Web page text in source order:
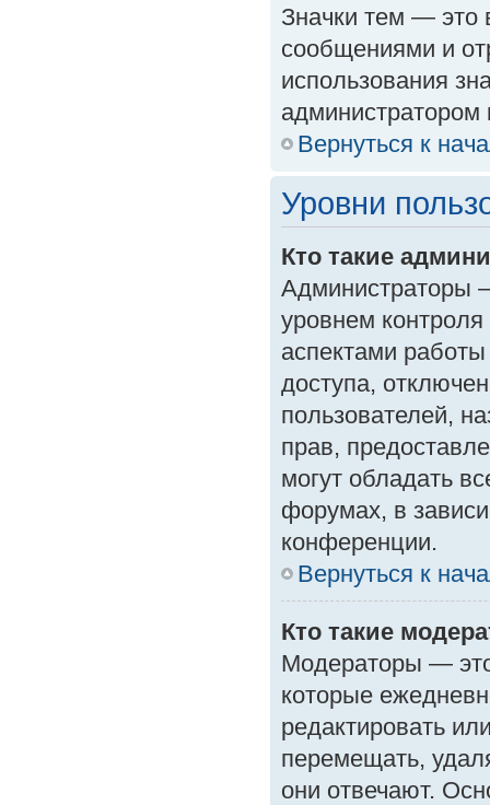
Значки тем — это
сообщениями и
использования
Вернуться к
Уровни
Кто такие
Администраторы
уровнем
аспектами
доступа,
пользователей,
прав,
могут обладать
форумах, в
конференции.
Вернуться к
Кто такие
Модераторы —
которые
редактировать
перемещать,
они отвечают.